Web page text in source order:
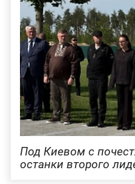
Под Киевом с
останки второго